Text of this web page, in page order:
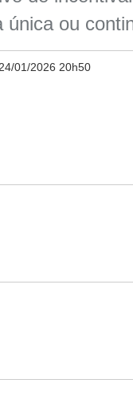
ou
24/01/2026 20h50